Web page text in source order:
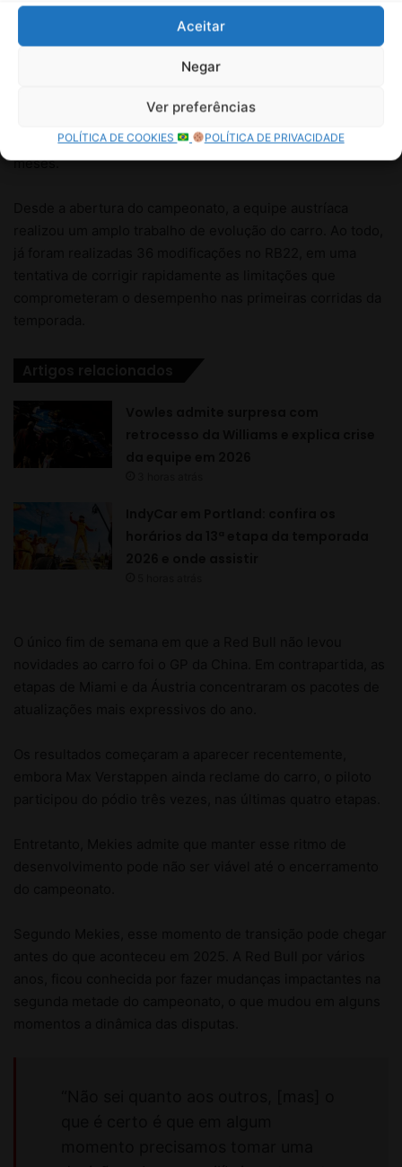
Aceitar
Negar
Ver preferências
POLÍTICA DE COOKIES POLÍTICA DE PRIVACIDADE